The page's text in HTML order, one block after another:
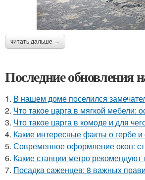
читать дальше →
Последние обновления
1. В нашем доме поселился
2. Что такое царга в мягкой мебели:
3. Что такое царга в комоде и для
4. Какие интересные факты о гербе
5. Современное оформление окон:
6. Какие станции метро рекомендуют
7. Посадка саженцев: 8 важных